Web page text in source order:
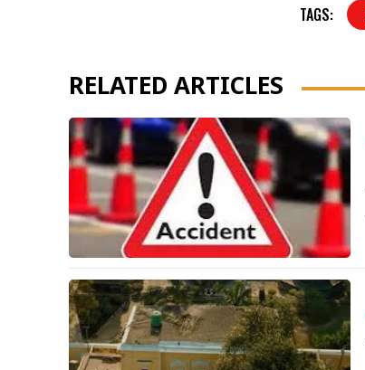
TAGS:
RELATED ARTICLES